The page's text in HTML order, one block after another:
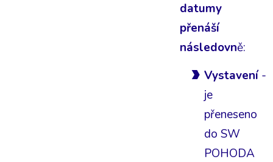
datumy
přenáší
následovně:
Vystavení -
je
přeneseno
do SW
POHODA